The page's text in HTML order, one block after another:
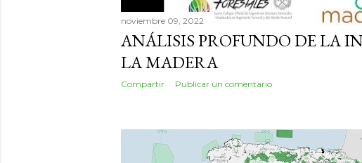
noviembre 09, 2022
ANÁLISIS PROFUNDO DE LA
LA MADERA
Compartir Publicar un comentario